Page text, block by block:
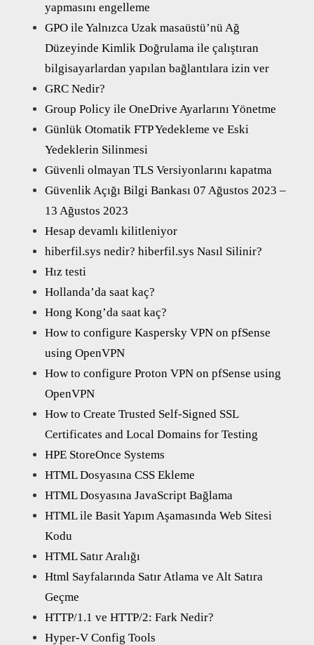
yapmasını engelleme
GPO ile Yalnızca Uzak masaüstü’nü Ağ
Düzeyinde Kimlik Doğrulama ile çalıştıran
bilgisayarlardan yapılan bağlantılara izin ver
GRC Nedir?
Group Policy ile OneDrive Ayarlarını Yönetme
Günlük Otomatik FTP Yedekleme ve Eski
Yedeklerin Silinmesi
Güvenli olmayan TLS Versiyonlarını kapatma
Güvenlik Açığı Bilgi Bankası 07 Ağustos 2023 –
13 Ağustos 2023
Hesap devamlı kilitleniyor
hiberfil.sys nedir? hiberfil.sys Nasıl Silinir?
Hız testi
Hollanda’da saat kaç?
Hong Kong’da saat kaç?
How to configure Kaspersky VPN on pfSense
using OpenVPN
How to configure Proton VPN on pfSense using
OpenVPN
How to Create Trusted Self-Signed SSL
Certificates and Local Domains for Testing
HPE StoreOnce Systems
HTML Dosyasına CSS Ekleme
HTML Dosyasına JavaScript Bağlama
HTML ile Basit Yapım Aşamasında Web Sitesi
Kodu
HTML Satır Aralığı
Html Sayfalarında Satır Atlama ve Alt Satıra
Geçme
HTTP/1.1 ve HTTP/2: Fark Nedir?
Hyper-V Config Tools